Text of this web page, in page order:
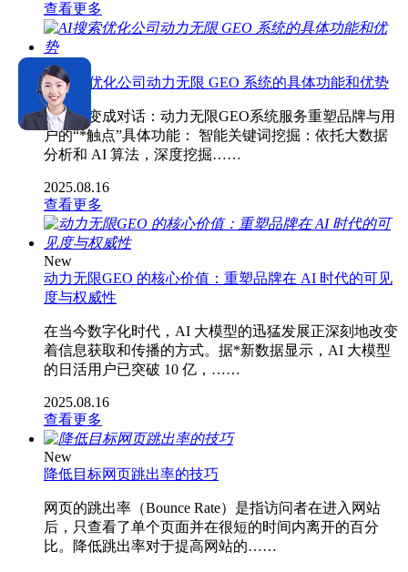
查看更多
New
AI搜索优化公司动力无限 GEO 系统的具体功能和优势
当搜索变成对话：动力无限GEO系统服务重塑品牌与用
户的“*触点”具体功能： 智能关键词挖掘：依托大数据
分析和 AI 算法，深度挖掘……
2025.08.16
查看更多
New
动力无限GEO 的核心价值：重塑品牌在 AI 时代的可见
度与权威性
在当今数字化时代，AI 大模型的迅猛发展正深刻地改变
着信息获取和传播的方式。据*新数据显示，AI 大模型
的日活用户已突破 10 亿，……
2025.08.16
查看更多
New
降低目标网页跳出率的技巧
网页的跳出率（Bounce Rate）是指访问者在进入网站
后，只查看了单个页面并在很短的时间内离开的百分
比。降低跳出率对于提高网站的……